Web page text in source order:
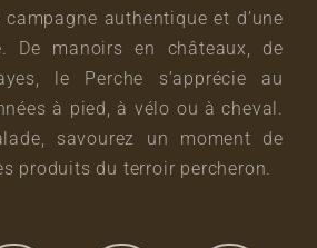
campagne authentique et d’une
De manoirs en châteaux, de
le Perche s’apprécie au
à pied, à vélo ou à cheval.
savourez un moment de
produits du terroir percheron.